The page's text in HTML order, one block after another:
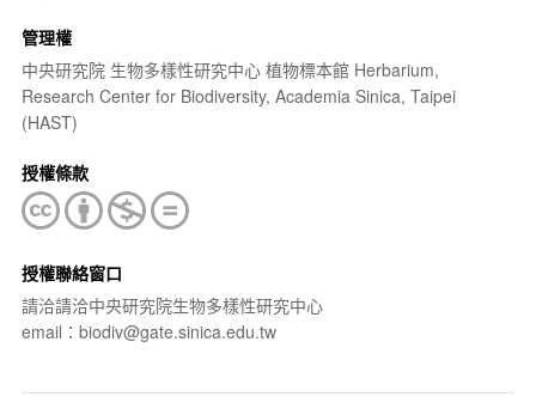
管理權
中央研究院 生物多樣性研究中心 植物標本館 Herbarium,
Research Center for Biodiversity, Academia Sinica, Taipei
(HAST)
授權條款
授權聯絡窗口
請洽請洽中央研究院生物多樣性研究中心
email：biodiv@gate.sinica.edu.tw